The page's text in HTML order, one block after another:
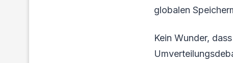
globalen
Kein Wunder,